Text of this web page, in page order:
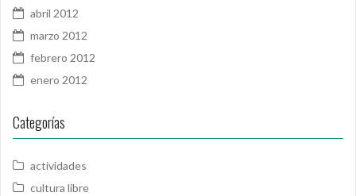
abril 2012
marzo 2012
febrero 2012
enero 2012
Categorías
actividades
cultura libre